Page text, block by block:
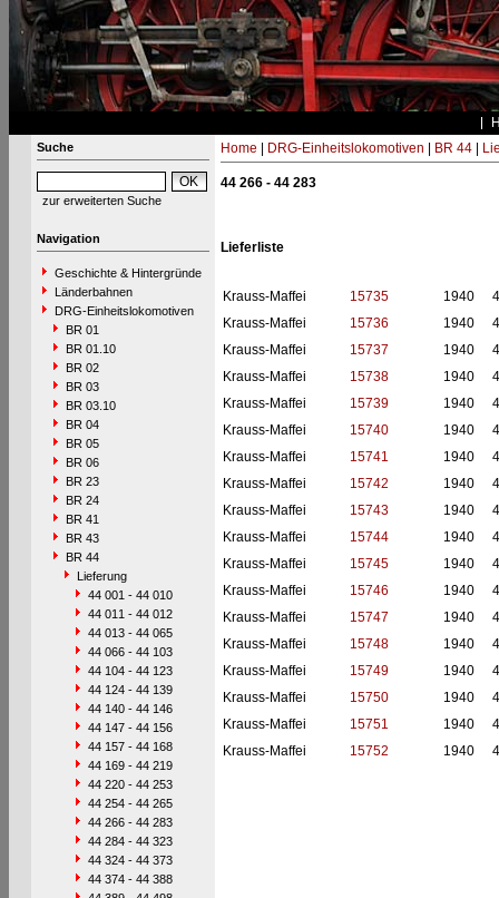
Suche
zur erweiterten Suche
Navigation
Geschichte & Hintergründe
Länderbahnen
DRG-Einheitslokomotiven
BR 01
BR 01.10
BR 02
BR 03
BR 03.10
BR 04
BR 05
BR 06
BR 23
BR 24
BR 41
BR 43
BR 44
Lieferung
44 001 - 44 010
44 011 - 44 012
44 013 - 44 065
44 066 - 44 103
44 104 - 44 123
44 124 - 44 139
44 140 - 44 146
44 147 - 44 156
44 157 - 44 168
44 169 - 44 219
44 220 - 44 253
44 254 - 44 265
44 266 - 44 283
44 284 - 44 323
44 324 - 44 373
44 374 - 44 388
Home DRG-Einheitslokomotiven BR 44|
44 266 - 44 283
Lieferliste
Krauss-Maffei 15735 1940
Krauss-Maffei
15736 1940
Krauss-Maffei
15737 1940
Krauss-Maffei
15738 1940
Krauss-Maffei
15739 1940
Krauss-Maffei
15740 1940
Krauss-Maffei
15741 1940
Krauss-Maffei
15742 1940
Krauss-Maffei
15743 1940
Krauss-Maffei
15744 1940
Krauss-Maffei
15745 1940
Krauss-Maffei
15746 1940
Krauss-Maffei
15747 1940
Krauss-Maffei
15748 1940
Krauss-Maffei
15749 1940
Krauss-Maffei
15750 1940
Krauss-Maffei
15751 1940
Krauss-Maffei
15752 1940